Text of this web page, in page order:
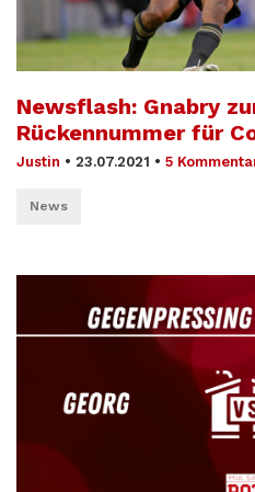
Newsflash: Gnabry
Rückennummer für
Justin • 23.07.2021 • 5
News